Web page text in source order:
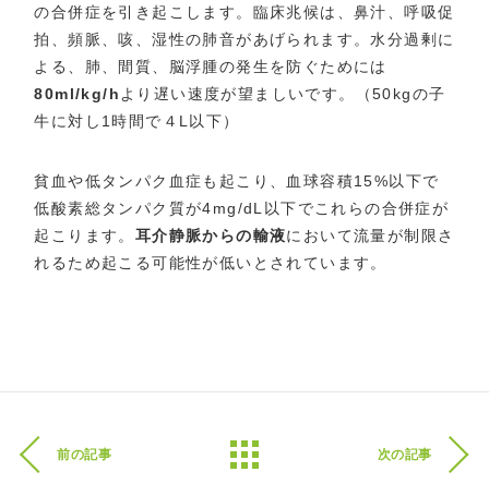
の合併症を引き起こします。臨床兆候は、鼻汁、呼吸促
拍、頻脈、咳、湿性の肺音があげられます。水分過剰に
よる、肺、間質、脳浮腫の発生を防ぐためには
80ml/kg/h より遅い速度が望ましいです。（50kgの子
牛に対し1時間で４L以下）
貧血や低タンパク血症も起こり、血球容積15%以下で
低酸素総タンパク質が4mg/dL以下でこれらの合併症が
起こります。 耳介静脈からの輸液において流量が制限さ
れるため起こる可能性が低いとされています。
前の記事 次の記事